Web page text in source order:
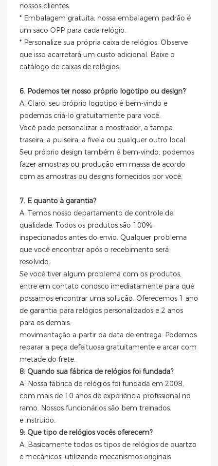
nossos clientes.
* Embalagem gratuita; nossa embalagem padrão é
um saco OPP para cada relógio.
* Personalize sua própria caixa de relógios. Observe
que isso acarretará um custo adicional. Baixe o
catálogo de caixas de relógios.
6. Podemos ter nosso próprio logotipo ou design?
A: Claro, seu próprio logotipo é bem-vindo e
podemos criá-lo gratuitamente para você.
Você pode personalizar o mostrador, a tampa
traseira, a pulseira, a fivela ou qualquer outro local.
Seu próprio design também é bem-vindo; podemos
fazer amostras ou produção em massa de acordo
com as amostras ou designs fornecidos por você.
7. E quanto à garantia?
A: Temos nosso departamento de controle de
qualidade. Todos os produtos são 100%
inspecionados antes do envio. Qualquer problema
que você encontrar após o recebimento será
resolvido.
Se você tiver algum problema com os produtos,
entre em contato conosco imediatamente para que
possamos encontrar uma solução. Oferecemos 1 ano
de garantia para relógios personalizados e 2 anos
para os demais.
movimentação a partir da data de entrega. Podemos
reparar a peça defeituosa gratuitamente e arcar com
metade do frete.
8: Quando sua fábrica de relógios foi fundada?
A: Nossa fábrica de relógios foi fundada em 2008,
com mais de 10 anos de experiência profissional no
ramo. Nossos funcionários são bem treinados.
e instruído.
9: Que tipo de relógios vocês oferecem?
A: Basicamente todos os tipos de relógios de quartzo
e mecânicos, utilizando mecanismos originais